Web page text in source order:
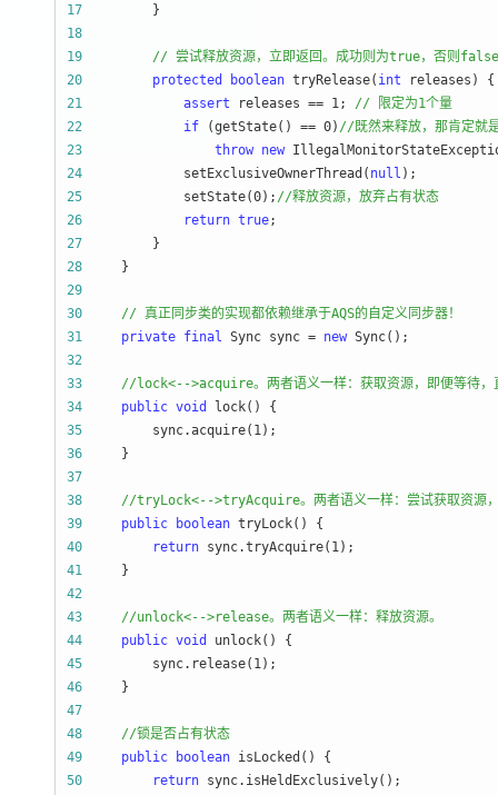
17
18
19
// 尝试释放资源，立即返回。成功则为true，否则
20
protected boolean tryRelease( int
21
assert releases == 1; // 限定为1个量
22
if (getState() == 0) //既然来释放，那肯定就
23
throw new
24
             setExclusiveOwnerThread(
null
25
             setState(0);
//释放资源，放弃占有状态
26
return true
27
28
29
30
// 真正同步类的实现都依赖继承于AQS的自定义同步器！
31
private final Sync sync = new
32
33
// lock<-->acquire。两者语义一样：获取资源，即便等待，
34
public void
35
         sync.acquire(1
36
37
38
//tryLock<-->tryAcquire。两者语义一样：尝试获取资源
39
public boolean
40
return sync.tryAcquire(1
41
42
43
//unlock<-->release。两者语义一样：释放资源。
44
public void
45
         sync.release(1
46
47
48
//锁是否占有状态
49
public boolean
50
return